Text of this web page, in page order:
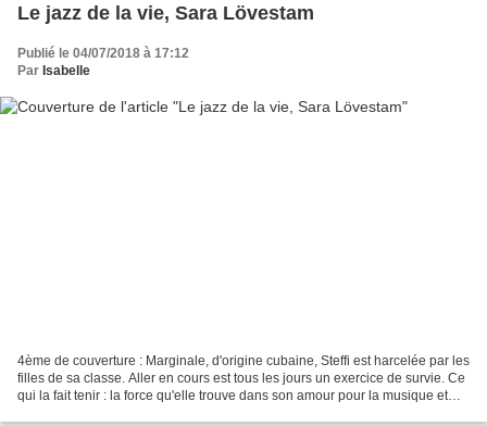
Le jazz de la vie, Sara Lövestam
Publié le 04/07/2018 à 17:12
Par Isabelle
4ème de couverture : Marginale, d'origine cubaine, Steffi est harcelée par les
filles de sa classe. Aller en cours est tous les jours un exercice de survie. Ce
qui la fait tenir : la force qu'elle trouve dans son amour pour la musique et